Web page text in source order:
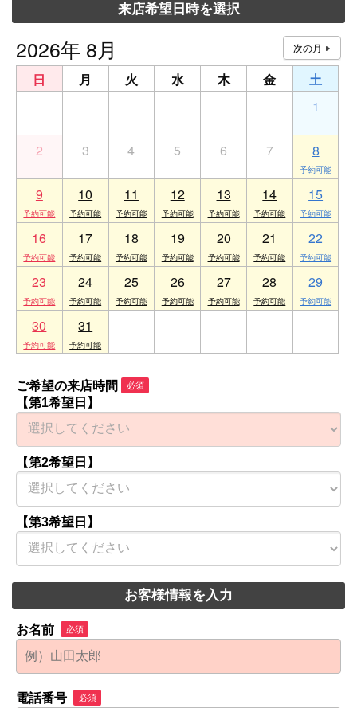
来店希望日時を選択
2026年 8月
日 月 火 水 木 金
土
1
2 3 4 5 6 7 8
9 10 11 12 13 14 15
16 17 18 19 20 21 22
23 24 25 26 27 28 29
30 31
ご希望の来店時間 必須
【第1希望日】
【第2希望日】
【第3希望日】
お客様情報を入力
お名前 必須
電話番号 必須